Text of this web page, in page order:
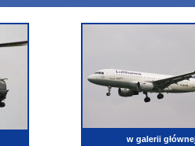
w galerii